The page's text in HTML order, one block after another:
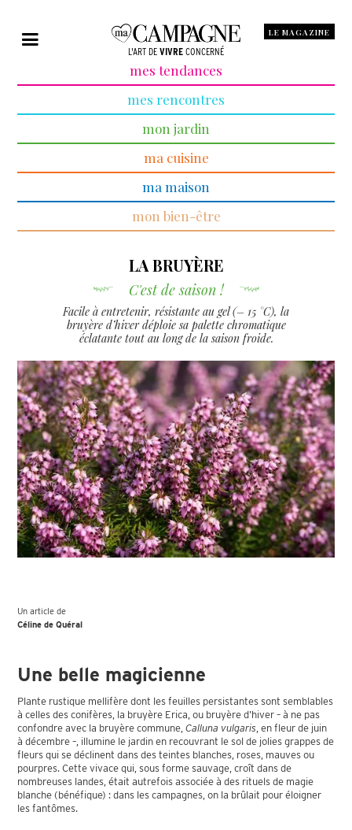
L'ART DE VIVRE CONCERNÉ
LE MAGAZINE
mes tendances
mes rencontres
mon jardin
ma cuisine
ma maison
mon bien-être
LA BRUYÈRE
C'est de saison !
Facile à entretenir, résistante au gel (­– 15 °C), la
bruyère d’hiver déploie sa palette chromatique
éclatante tout au long de la saison froide.
Un article de
Céline de Quéral
Une belle magicienne
Plante rustique mellifère dont les feuilles persistantes sont semblables
à celles des conifères, la bruyère Erica, ou bruyère d’hiver – à ne pas
confondre avec la bruyère commune,Calluna vulgaris , en fleur de juin
à décembre –, illumine le jardin en recouvrant le sol de jolies grappes de
fleurs qui se déclinent dans des teintes blanches, roses, mauves ou
pourpres. Cette vivace qui, sous forme sauvage, croît dans de
nombreuses landes, était autrefois associée à des rituels de magie
blanche (bénéfique) : dans les campagnes, on la brûlait pour éloigner
les fantômes.